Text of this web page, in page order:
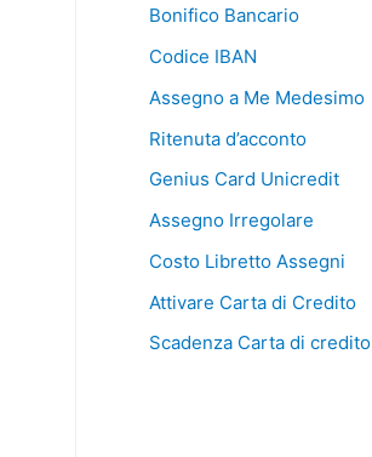
Bonifico Bancario
Codice IBAN
Assegno a Me Medesimo
Ritenuta d’acconto
Genius Card Unicredit
Assegno Irregolare
Costo Libretto Assegni
Attivare Carta di Credito
Scadenza Carta di credito